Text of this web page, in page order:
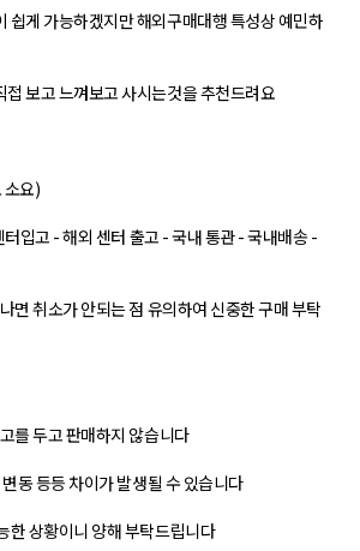
쉽게 가능하겠지만 해외구매대행 특성상 예민하
보고 느껴보고 사시는것을 추천드려요
소요)
입고 - 해외 센터 출고 - 국내 통관 - 국내배송 -
면 취소가 안되는 점 유의하여 신중한 구매 부탁
를 두고 판매하지 않습니다
동 등등 차이가 발생될 수 있습니다
한 상황이니 양해 부탁드립니다